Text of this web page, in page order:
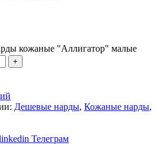
кожаные "Аллигатор" малые
Дешевые нарды, Кожаные нарды,
Телеграм